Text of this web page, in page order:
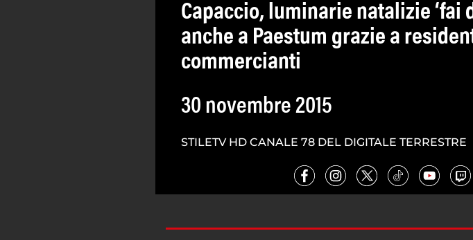
Capaccio, luminarie natalizie ‘fai
anche a Paestum grazie a
commercianti
30 novembre 2015
STILETV HD CANALE 78 DEL DIGITALE TERRESTRE